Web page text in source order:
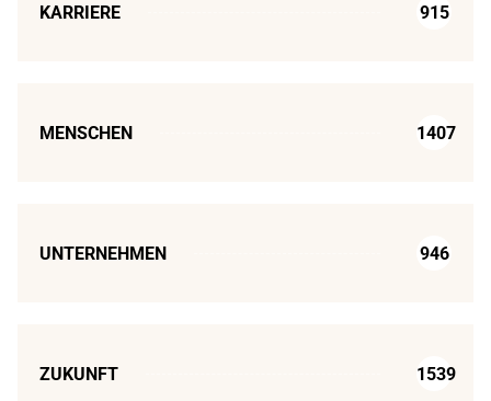
KARRIERE 915
MENSCHEN 1407
UNTERNEHMEN 946
ZUKUNFT 1539